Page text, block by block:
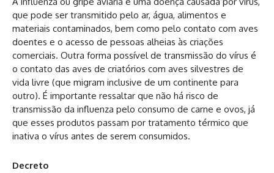
que pode ser transmitido pelo ar, água, alimentos e
materiais contaminados, bem como pelo contato com aves
doentes e o acesso de pessoas alheias às criações
comerciais. Outra forma possível de transmissão do vírus é
o contato das aves de criatórios com aves silvestres de
vida livre (que migram inclusive de um continente para
outro). É importante ressaltar que não há risco de
transmissão da influenza pelo consumo de carne e ovos, já
que esses produtos passam por tratamento térmico que
inativa o vírus antes de serem consumidos.
Decreto